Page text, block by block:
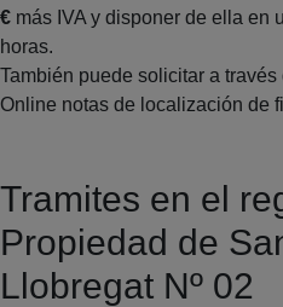
€ más IVA y disponer de ella en
horas.
También puede solicitar a
Online notas de localización de
Tramites en el
Propiedad de
Llobregat Nº 02